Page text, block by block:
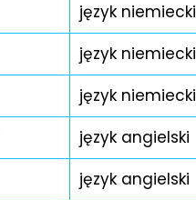
język niemiecki
język niemiecki
język niemiecki
język angielski
język angielski